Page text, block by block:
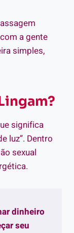
a gente
simples,
significa
luz”. Dentro
sexual
dinheiro
seu